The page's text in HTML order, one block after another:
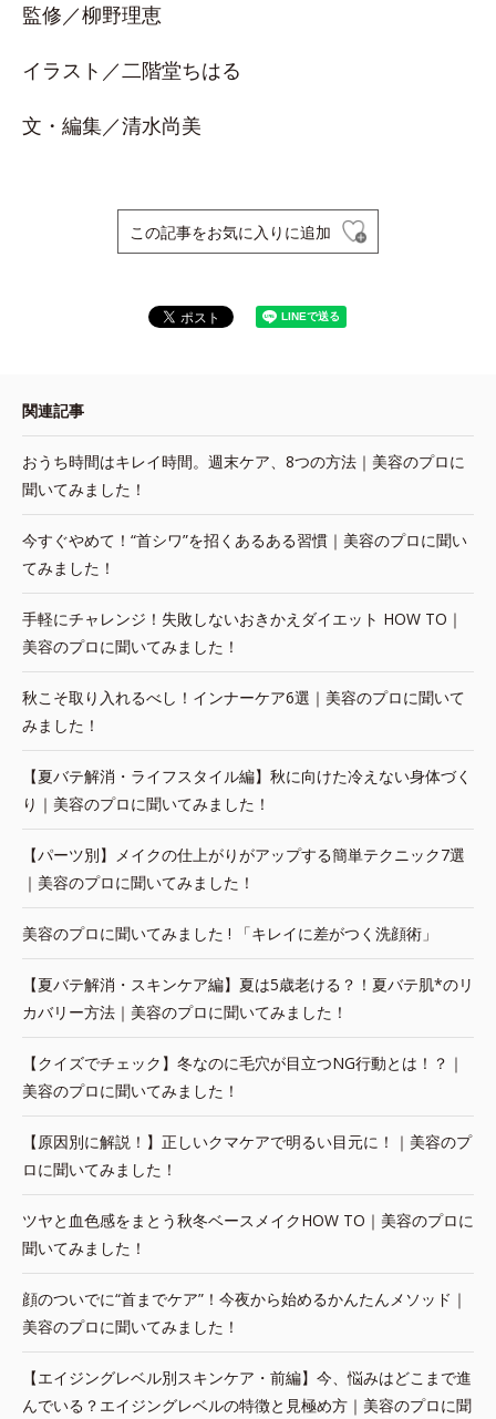
監修／柳野理恵
イラスト／二階堂ちはる
文・編集／清水尚美
この記事をお気に入りに追加
関連記事
おうち時間はキレイ時間。週末ケア、8つの方法｜美容のプロに
聞いてみました！
今すぐやめて！“首シワ”を招くあるある習慣｜美容のプロに聞い
てみました！
手軽にチャレンジ！失敗しないおきかえダイエット HOW TO｜
美容のプロに聞いてみました！
秋こそ取り入れるべし！インナーケア6選｜美容のプロに聞いて
みました！
【夏バテ解消・ライフスタイル編】秋に向けた冷えない身体づく
り｜美容のプロに聞いてみました！
【パーツ別】メイクの仕上がりがアップする簡単テクニック7選
｜美容のプロに聞いてみました！
美容のプロに聞いてみました ! 「キレイに差がつく洗顔術」
【夏バテ解消・スキンケア編】夏は5歳老ける？！夏バテ肌*のリ
カバリー方法｜美容のプロに聞いてみました！
【クイズでチェック】冬なのに毛穴が目立つNG行動とは！？｜
美容のプロに聞いてみました！
【原因別に解説！】正しいクマケアで明るい目元に！｜美容のプ
ロに聞いてみました！
ツヤと血色感をまとう秋冬ベースメイクHOW TO｜美容のプロに
聞いてみました！
顔のついでに“首までケア”！今夜から始めるかんたんメソッド｜
美容のプロに聞いてみました！
【エイジングレベル別スキンケア・前編】今、悩みはどこまで進
んでいる？エイジングレベルの特徴と見極め方｜美容のプロに聞